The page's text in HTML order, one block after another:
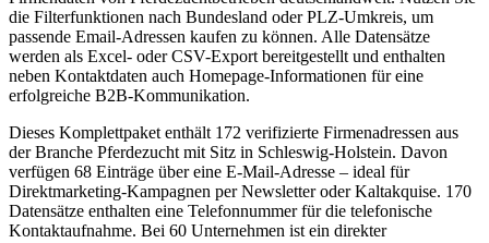
die Filterfunktionen nach Bundesland oder PLZ-Umkreis, um
passende Email-Adressen kaufen zu können. Alle Datensätze
werden als Excel- oder CSV-Export bereitgestellt und enthalten
neben Kontaktdaten auch Homepage-Informationen für eine
erfolgreiche B2B-Kommunikation.
Dieses Komplettpaket enthält 172 verifizierte Firmenadressen aus
der Branche Pferdezucht mit Sitz in Schleswig-Holstein. Davon
verfügen 68 Einträge über eine E-Mail-Adresse – ideal für
Direktmarketing-Kampagnen per Newsletter oder Kaltakquise. 170
Datensätze enthalten eine Telefonnummer für die telefonische
Kontaktaufnahme. Bei 60 Unternehmen ist ein direkter